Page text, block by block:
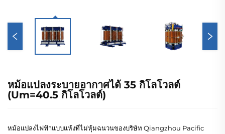
หม้อแปลงระบายอากาศได้ 35 กิโลโวลต์
(Um=40.5 กิโลโวลต์)
หม้อแปลงไฟฟ้าแบบแห้งที่ไม่หุ้มฉนวนของบริษัท Qiangzhou Pacific